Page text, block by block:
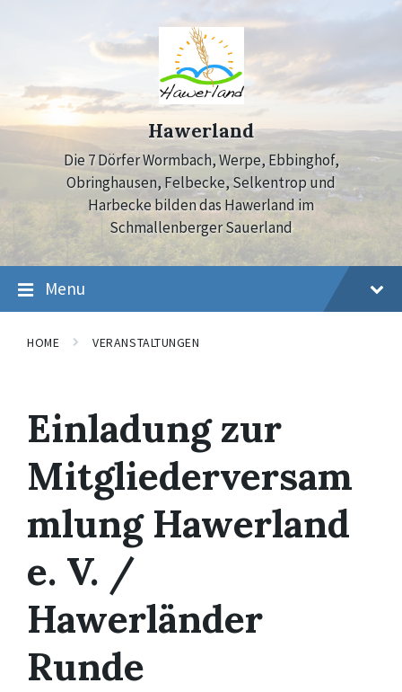
Hawerland
Die 7 Dörfer Wormbach, Werpe, Ebbinghof,
Obringhausen, Felbecke, Selkentrop und
Harbecke bilden das Hawerland im
Schmallenberger Sauerland
Menu
HOME VERANSTALTUNGEN
Einladung zur
Mitgliederversam
mlung Hawerland
e. V. /
Hawerländer
Runde